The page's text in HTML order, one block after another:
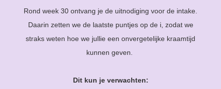
Rond week 30 ontvang je de uitnodiging voor de intake.
Daarin zetten we de laatste puntjes op de i, zodat we
straks weten hoe we jullie een onvergetelijke kraamtijd
kunnen geven.
Dit kun je verwachten: